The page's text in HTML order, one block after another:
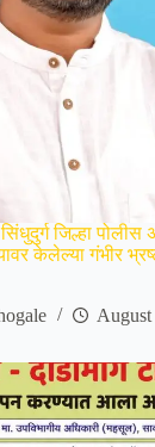
जिल्हा पोलीस
केलेल्या गंभीर